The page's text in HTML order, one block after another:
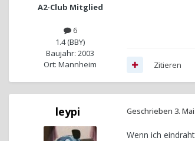
A2-Club Mitglied
6
1.4 (BBY)
Baujahr: 2003
Ort: Mannheim
Zitieren
leypi Geschrieben 3.
Wenn ich